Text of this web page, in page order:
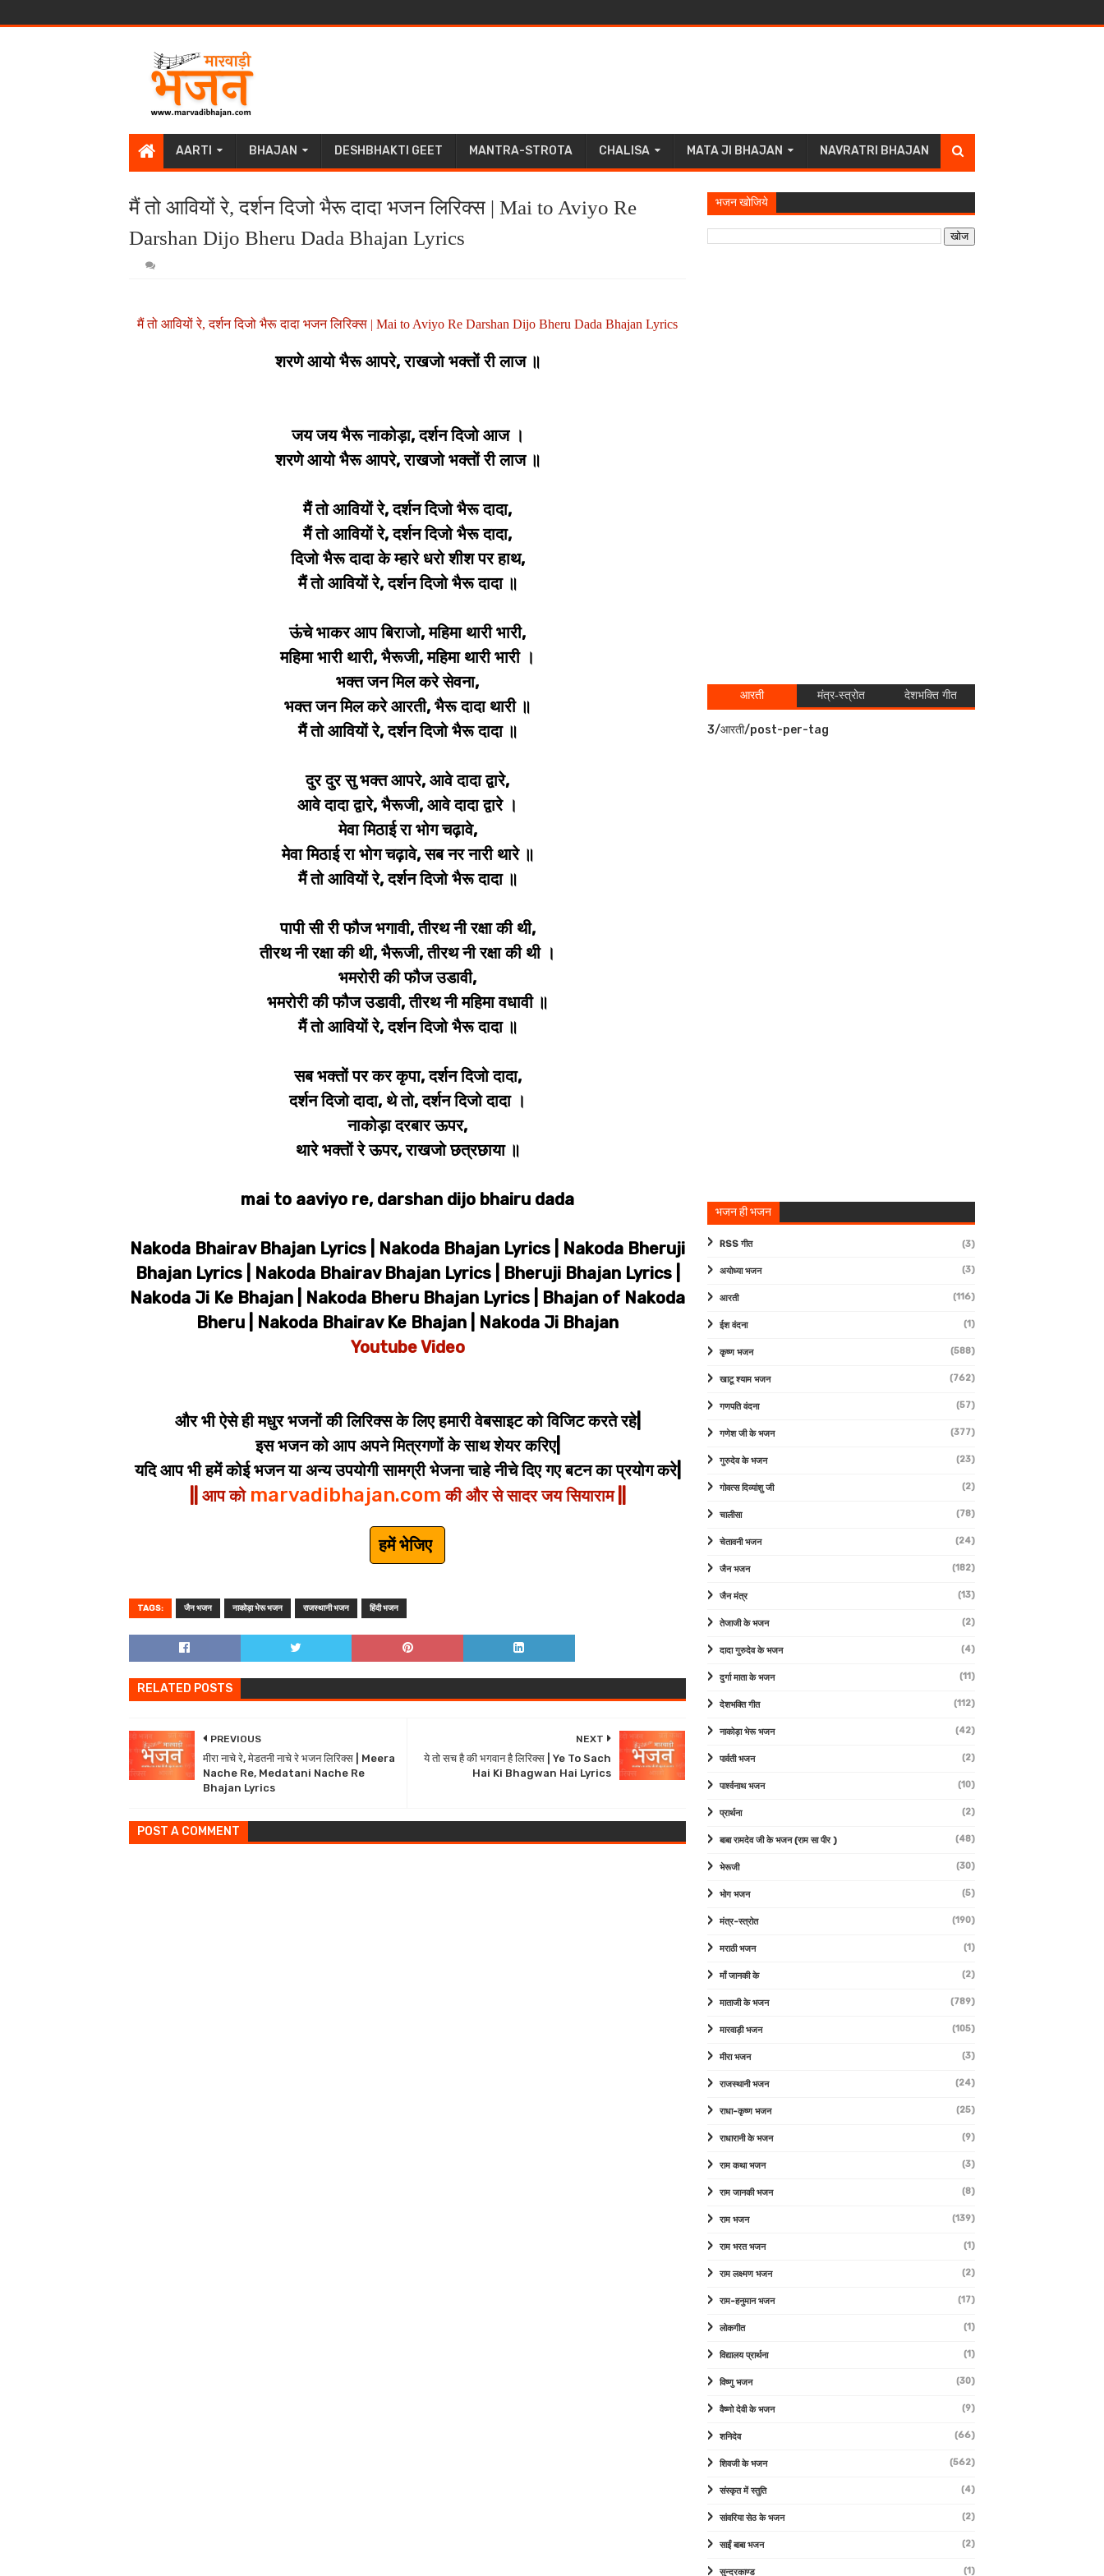
AARTI BHAJAN DESHBHAKTI GEET MANTRA-STROTA CHALISA MATA JI BHAJAN NAVRATRI BHAJAN
मैं तो आवियों रे, दर्शन दिजो भैरू दादा भजन लिरिक्स | Mai to Aviyo Re
Darshan Dijo Bheru Dada Bhajan Lyrics
मैं तो आवियों रे, दर्शन दिजो भैरू दादा भजन लिरिक्स | Mai to Aviyo Re Darshan Dijo Bheru Dada Bhajan Lyrics
शरणे आयो भैरू आपरे, राखजो भक्तों री लाज ॥
जय जय भैरू नाकोड़ा, दर्शन दिजो आज ।
शरणे आयो भैरू आपरे, राखजो भक्तों री लाज ॥
मैं तो आवियों रे, दर्शन दिजो भैरू दादा,
मैं तो आवियों रे, दर्शन दिजो भैरू दादा,
दिजो भैरू दादा के म्हारे धरो शीश पर हाथ,
मैं तो आवियों रे, दर्शन दिजो भैरू दादा ॥
ऊंचे भाकर आप बिराजो, महिमा थारी भारी,
महिमा भारी थारी, भैरूजी, महिमा थारी भारी ।
भक्त जन मिल करे सेवना,
भक्त जन मिल करे आरती, भैरू दादा थारी ॥
मैं तो आवियों रे, दर्शन दिजो भैरू दादा ॥
दुर दुर सु भक्त आपरे, आवे दादा द्वारे,
आवे दादा द्वारे, भैरूजी, आवे दादा द्वारे ।
मेवा मिठाई रा भोग चढ़ावे,
मेवा मिठाई रा भोग चढ़ावे, सब नर नारी थारे ॥
मैं तो आवियों रे, दर्शन दिजो भैरू दादा ॥
पापी सी री फौज भगावी, तीरथ नी रक्षा की थी,
तीरथ नी रक्षा की थी, भैरूजी, तीरथ नी रक्षा की थी ।
भमरोरी की फौज उडावी,
भमरोरी की फौज उडावी, तीरथ नी महिमा वधावी ॥
मैं तो आवियों रे, दर्शन दिजो भैरू दादा ॥
सब भक्तों पर कर कृपा, दर्शन दिजो दादा,
दर्शन दिजो दादा, थे तो, दर्शन दिजो दादा ।
नाकोड़ा दरबार ऊपर,
थारे भक्तों रे ऊपर, राखजो छत्रछाया ॥
mai to aaviyo re, darshan dijo bhairu dada
Nakoda Bhairav Bhajan Lyrics | Nakoda Bhajan Lyrics | Nakoda Bheruji
Bhajan Lyrics | Nakoda Bhairav Bhajan Lyrics | Bheruji Bhajan Lyrics |
Nakoda Ji Ke Bhajan | Nakoda Bheru Bhajan Lyrics | Bhajan of Nakoda
Bheru | Nakoda Bhairav Ke Bhajan | Nakoda Ji Bhajan
Youtube Video
और भी ऐसे ही मधुर भजनों की लिरिक्स के लिए हमारी वेबसाइट को विजिट करते रहे|
इस भजन को आप अपने मित्रगणों के साथ शेयर करिए|
यदि आप भी हमें कोई भजन या अन्य उपयोगी सामग्री भेजना चाहे नीचे दिए गए बटन का प्रयोग करे|
|| आप को marvadibhajan.com की और से सादर जय सियाराम ||
हमें भेजिए
TAGS: जैन भजन नाकोड़ा भेरू भजन राजस्थानी भजन हिंदी भजन
RELATED POSTS
NEXT
ये तो सच है की भगवान है लिरिक्स | Ye To Sach
Hai Ki Bhagwan Hai Lyrics
PREVIOUS
मीरा नाचे रे, मेडतनी नाचे रे भजन लिरिक्स | Meera
Nache Re, Medatani Nache Re
Bhajan Lyrics
POST A COMMENT
भजन खोजिये
आरती मंत्र-स्त्रोत देशभक्ति गीत
3/आरती/post-per-tag
भजन ही भजन
RSS गीत (3)
अयोध्या भजन (3)
आरती (116)
ईश वंदना (1)
कृष्ण भजन (588)
खाटू श्याम भजन (762)
गणपति वंदना (57)
गणेश जी के भजन (377)
गुरुदेव के भजन (23)
गोवत्स दिव्यांशु जी (2)
चालीसा (78)
चेतावनी भजन (24)
जैन भजन (182)
जैन मंत्र (13)
तेजाजी के भजन (2)
दादा गुरुदेव के भजन (4)
दुर्गा माता के भजन (11)
देशभक्ति गीत (112)
नाकोड़ा भेरू भजन (42)
पार्वती भजन (2)
पार्श्वनाथ भजन (10)
प्रार्थना (2)
बाबा रामदेव जी के भजन (राम सा पीर ) (48)
भेरूजी (30)
भोग भजन (5)
मंत्र-स्त्रोत (190)
मराठी भजन (1)
माँ जानकी के (2)
माताजी के भजन (789)
मारवाड़ी भजन (105)
मीरा भजन (3)
राजस्थानी भजन (24)
राधा-कृष्ण भजन (25)
राधारानी के भजन (9)
राम कथा भजन (3)
राम जानकी भजन (8)
राम भजन (139)
राम भरत भजन (1)
राम लक्ष्मण भजन (2)
राम-हनुमान भजन (17)
लोकगीत (1)
विद्यालय प्रार्थना (1)
विष्णु भजन (30)
वैष्णो देवी के भजन (9)
शनिदेव (66)
शिवजी के भजन (562)
संस्कृत में स्तुति (4)
सांवरिया सेठ के भजन (2)
साईं बाबा भजन (2)
सुन्दरकाण्ड (1)